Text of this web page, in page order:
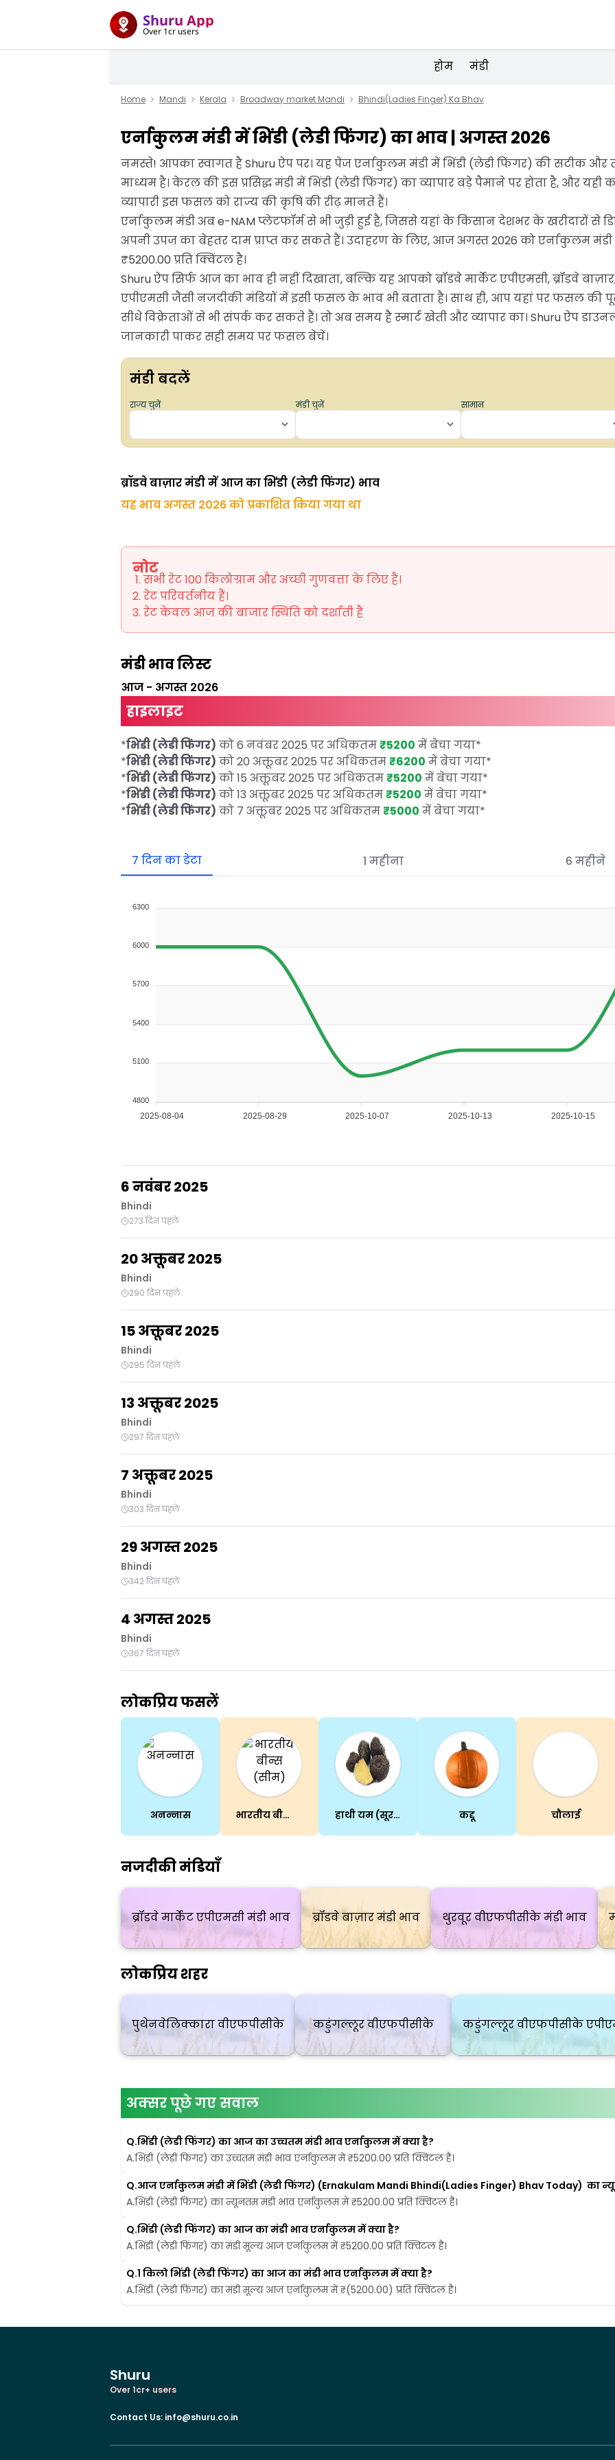
Shuru App
Over 1cr users
होम मंडी
Home Mandi Kerala Broadway market Mandi Bhindi(Ladies Finger) Ka Bhav
एर्नाकुलम मंडी में भिंडी (लेडी फिंगर) का भाव | अगस्त 2026
नमस्ते! आपका स्वागत है Shuru ऐप पर। यह पेज एर्नाकुलम मंडी में भिंडी (लेडी फिंगर) की सटीक
माध्यम है। केरल की इस प्रसिद्ध मंडी में भिंडी (लेडी फिंगर) का व्यापार बड़े पैमाने पर होता है, और
व्यापारी इस फसल को राज्य की कृषि की रीढ़ मानते हैं।
एर्नाकुलम मंडी अब e-NAM प्लेटफॉर्म से भी जुड़ी हुई है, जिससे यहां के किसान देशभर के खरीदारों
अपनी उपज का बेहतर दाम प्राप्त कर सकते हैं। उदाहरण के लिए, आज अगस्त 2026 को एर्नाकुलम
₹5200.00 प्रति क्विंटल है।
Shuru ऐप सिर्फ आज का भाव ही नहीं दिखाता, बल्कि यह आपको ब्रॉडवे मार्केट एपीएमसी, ब्रॉडवे
एपीएमसी जैसी नजदीकी मंडियों में इसी फसल के भाव भी बताता है। साथ ही, आप यहां पर फसल की
सीधे विक्रेताओं से भी संपर्क कर सकते हैं। तो अब समय है स्मार्ट खेती और व्यापार का। Shuru ऐप
जानकारी पाकर सही समय पर फसल बेचें।
मंडी बदलें
राज्य चुनें मंडी चुनें सामान
ब्रॉडवे बाज़ार मंडी में आज का भिंडी (लेडी फिंगर) भाव
यह भाव अगस्त 2026 को प्रकाशित किया गया था
नोट
सभी रेट 100 किलोग्राम और अच्छी गुणवत्ता के लिए हैं।
रेट परिवर्तनीय हैं।
रेट केवल आज की बाजार स्थिति को दर्शाती हैं
मंडी भाव लिस्ट
आज - अगस्त 2026
हाइलाइट
*भिंडी (लेडी फिंगर) को 6 नवंबर 2025 पर अधिकतम ₹5200 में बेचा गया*
*भिंडी (लेडी फिंगर) को 20 अक्तूबर 2025 पर अधिकतम ₹6200 में बेचा गया*
*भिंडी (लेडी फिंगर) को 15 अक्तूबर 2025 पर अधिकतम ₹5200 में बेचा गया*
*भिंडी (लेडी फिंगर) को 13 अक्तूबर 2025 पर अधिकतम ₹5200 में बेचा गया*
*भिंडी (लेडी फिंगर) को 7 अक्तूबर 2025 पर अधिकतम ₹5000 में बेचा गया*
7 दिन का डेटा 1 महीना 6 महीने
6300
6000
5700
5400
5100
4800
2025-08-04 2025-08-29 2025-10-07 2025-10-13 2025-10-15
6 नवंबर 2025
Bhindi
273 दिन पहले
20 अक्तूबर 2025
Bhindi
290 दिन पहले
15 अक्तूबर 2025
Bhindi
295 दिन पहले
13 अक्तूबर 2025
Bhindi
297 दिन पहले
7 अक्तूबर 2025
Bhindi
303 दिन पहले
29 अगस्त 2025
Bhindi
342 दिन पहले
4 अगस्त 2025
Bhindi
367 दिन पहले
लोकप्रिय फसलें
अनन्नास भारतीय बीन्स (सीम) हाथी यम (सूरन) कद्दू चौलाई
नजदीकी मंडियाँ
ब्रॉडवे मार्केट एपीएमसी मंडी भाव ब्रॉडवे बाज़ार मंडी भाव थुरवूर वीएफपीसीके मंडी भाव
लोकप्रिय शहर
पुथेनवेलिक्कारा वीएफपीसीके कडुंगल्लूर वीएफपीसीके कडुंगल्लूर वीएफपीसीके
अक्सर पूछे गए सवाल
Q.भिंडी (लेडी फिंगर) का आज का उच्चतम मंडी भाव एर्नाकुलम में क्या है?
A.भिंडी (लेडी फिंगर) का उच्चतम मंडी भाव एर्नाकुलम में ₹5200.00 प्रति क्विंटल है।
Q.आज एर्नाकुलम मंडी में भिंडी (लेडी फिंगर) (Ernakulam Mandi Bhindi(Ladies Finger) Bhav Today)  का
A.भिंडी (लेडी फिंगर) का न्यूनतम मंडी भाव एर्नाकुलम में ₹5200.00 प्रति क्विंटल है।
Q.भिंडी (लेडी फिंगर) का आज का मंडी भाव एर्नाकुलम में क्या है?
A.भिंडी (लेडी फिंगर) का मंडी मूल्य आज एर्नाकुलम में ₹5200.00 प्रति क्विंटल है।
Q.1 किलो भिंडी (लेडी फिंगर) का आज का मंडी भाव एर्नाकुलम में क्या है?
A.भिंडी (लेडी फिंगर) का मंडी मूल्य आज एर्नाकुलम में ₹(5200.00) प्रति क्विंटल है।
Shuru
Over 1cr+ users
Contact Us: info@shuru.co.in